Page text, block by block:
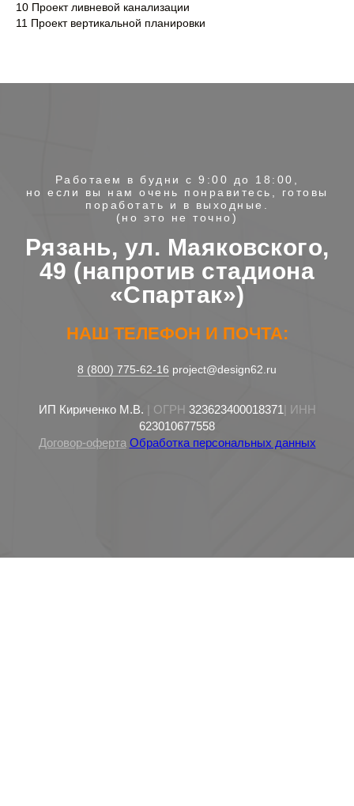
10 Проект ливневой канализации
11 Проект вертикальной планировки
Работаем в будни с 9:00 до 18:00,
но если вы нам очень понравитесь, готовы
поработать и в выходные.
(но это не точно)
Рязань, ул. Маяковского,
49 (напротив стадиона
«Спартак»)
НАШ ТЕЛЕФОН И ПОЧТА:
8 (800) 775-62-16 project@design62.ru
ИП Кириченко М.В. | ОГРН 323623400018371| ИНН
623010677558
Договор-оферта Обработка персональных данных